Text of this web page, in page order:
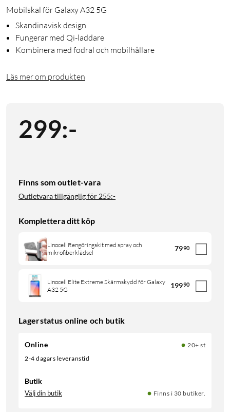
Mobilskal för Galaxy A32 5G
Skandinavisk design
Fungerar med Qi-laddare
Kombinera med fodral och mobilhållare
Läs mer om produkten
299:-
Finns som outlet-vara
Outletvara tillgänglig för255:-
Komplettera ditt köp
Linocell Rengöringskit med spray och
mikrofiberklädsel
7990
Linocell Elite Extreme Skärmskydd för Galaxy
A32 5G
19990
Lagerstatus online och butik
Online
20+ st
2-4 dagars leveranstid
Butik
Välj din butik Finns i 30 butiker.